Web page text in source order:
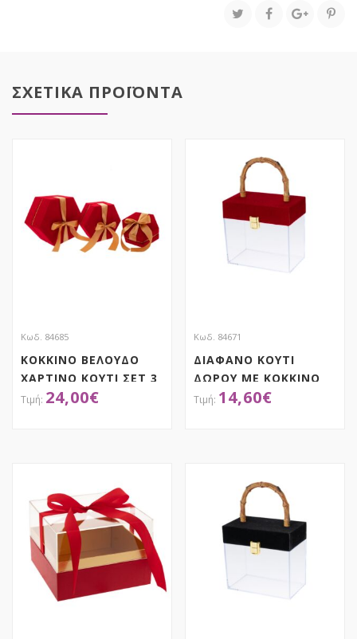
ΚΟΡΔΕΛΑ
19,5Χ19,5Χ14ΕΚ
ΣΧΕΤΙΚΑ ΠΡΟΪΟΝΤΑ
Κωδ. 84685
ΚΟΚΚΙΝΟ ΒΕΛΟΥΔΟ
ΧΑΡΤΙΝΟ ΚΟΥΤΙ ΣΕΤ 3
30X26X15EK,
24,00€
Κωδ. 84671
ΔΙΑΦΑΝΟ ΚΟΥΤΙ
ΔΩΡΟΥ ΜΕ ΚΟΚΚΙΝΟ
ΚΑΠΑΚΙ AND ΧΕΡΟΥΛΙ
14,60€